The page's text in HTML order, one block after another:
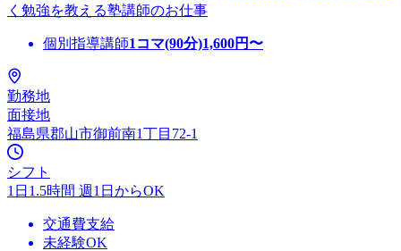
く勉強を教える塾講師のお仕事
個別指導講師1コマ(90分)1,600円〜
勤務地
面接地
福島県郡山市御前南1丁目72-1
シフト
1日1.5時間 週1日からOK
交通費支給
未経験OK